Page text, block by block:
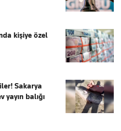
kişiye özel
Sakarya
balığı